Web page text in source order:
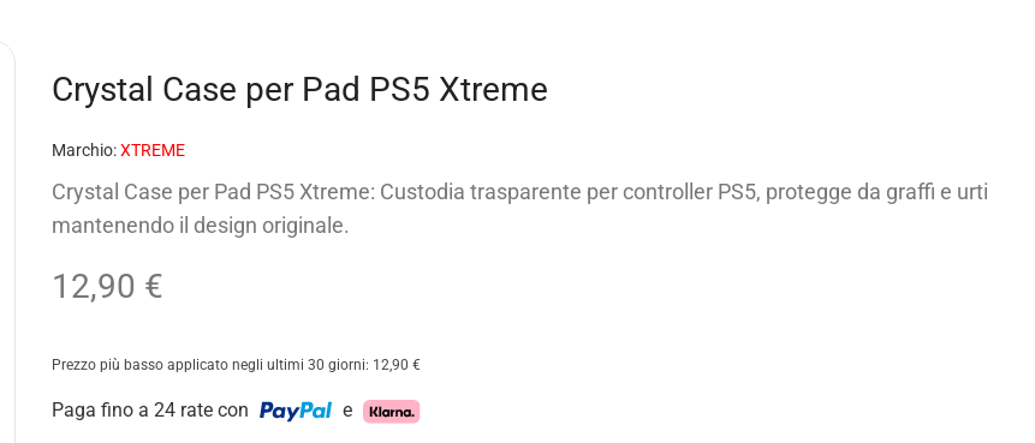
Crystal Case per Pad PS5 Xtreme
Marchio:XTREME
Crystal Case per Pad PS5 Xtreme: Custodia trasparente per controller PS5, protegge da graffi e urti
mantenendo il design originale.
12,90 €
Prezzo più basso applicato negli ultimi 30 giorni: 12,90 €
Paga fino a 24 rate con e